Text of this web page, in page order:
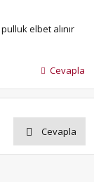
elbet alınır
Cevapla
Cevapla